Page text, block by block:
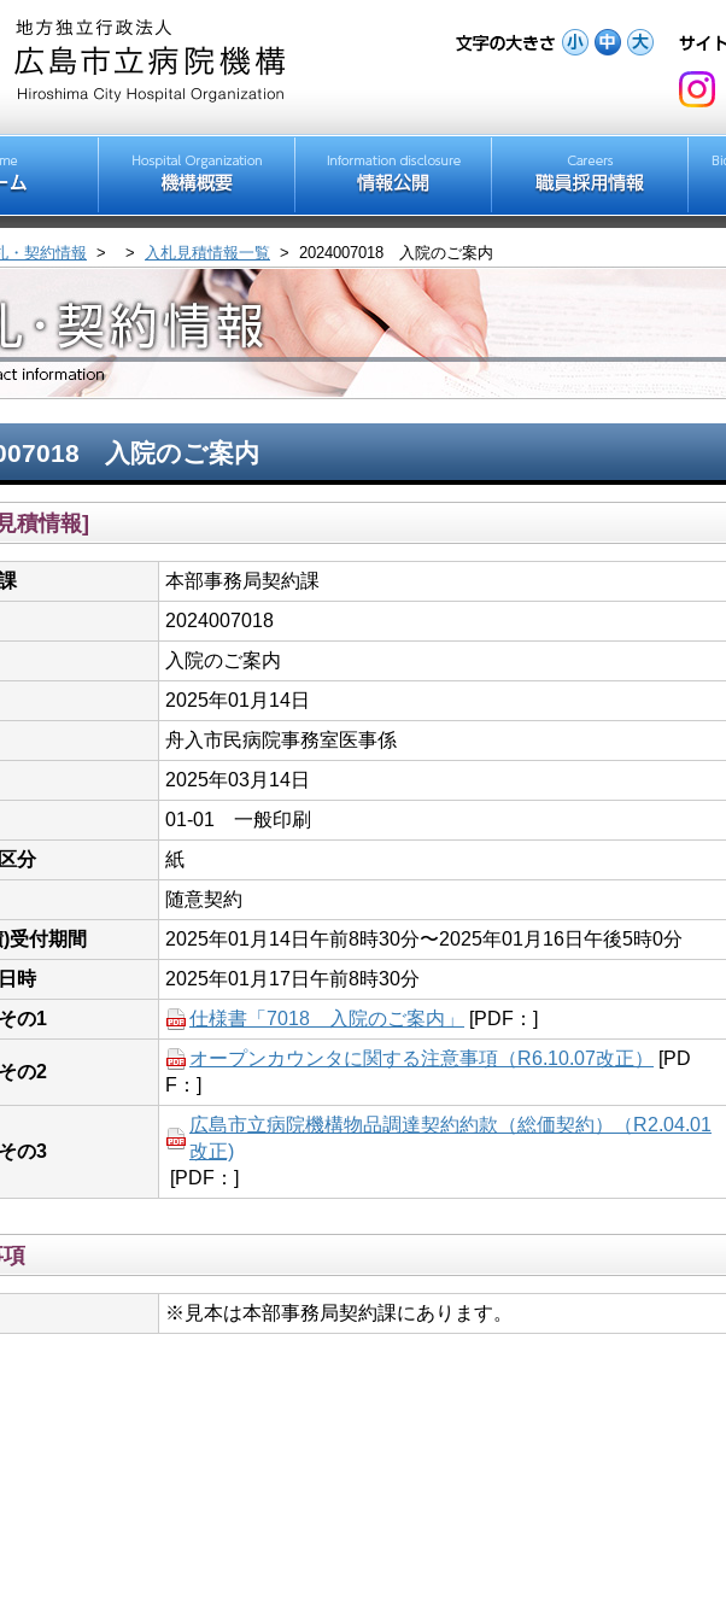
・契約情報 > > 入札見積情報一覧 > 2024007018 入院のご案内
入院のご案内
積情報]
本部事務局契約課
2024007018
入院のご案内
2025年01月14日
舟入市民病院事務室医事係
2025年03月14日
01-01 一般印刷
分
紙
随意契約
受付期間
2025年01月14日午前8時30分〜2025年01月16日午後5時0分
時
2025年01月17日午前8時30分
の1
仕様書「7018 入院のご案内」 [PDF：]
の2
オープンカウンタに関する注意事項（R6.10.07改正）
[PD
F：]
の3
広島市立病院機構物品調達契約約款（総価契約）（R2.04.01
改正)
[PDF：]
※見本は本部事務局契約課にあります。